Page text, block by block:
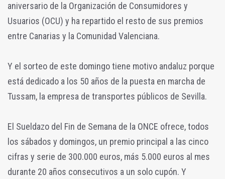
aniversario de la Organización de Consumidores y
Usuarios (OCU) y ha repartido el resto de sus premios
entre Canarias y la Comunidad Valenciana.
Y el sorteo de este domingo tiene motivo andaluz porque
está dedicado a los 50 años de la puesta en marcha de
Tussam, la empresa de transportes públicos de Sevilla.
El Sueldazo del Fin de Semana de la ONCE ofrece, todos
los sábados y domingos, un premio principal a las cinco
cifras y serie de 300.000 euros, más 5.000 euros al mes
durante 20 años consecutivos a un solo cupón. Y